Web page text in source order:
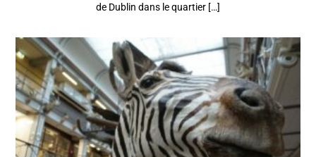
de Dublin dans le quartier […]